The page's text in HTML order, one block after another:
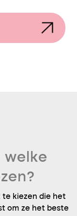
welke
kiezen die het
om ze het beste